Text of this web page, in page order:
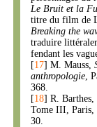
Le Bruit et la
titre du film de
Breaking the
traduire
fendant les
[17] M. Mauss,
anthropologie ,
368.
[18] R. Barthes,
Tome III, Paris,
30.